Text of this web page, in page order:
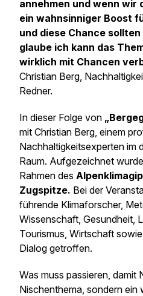
annehmen und wenn wir
ein wahnsinniger Boost
und diese Chance
glaube ich kann das
wirklich mit Chancen
Christian Berg,
Redner.
In dieser Folge von
mit Christian Berg, einem
Nachhaltigkeitsexperten im
Raum. Aufgezeichnet
Rahmen des
Zugspitze. Bei der
führende Klimaforscher,
Wissenschaft, Gesundheit,
Tourismus, Wirtschaft
Dialog getroffen.
Was muss passieren, damit
Nischenthema, sondern ein